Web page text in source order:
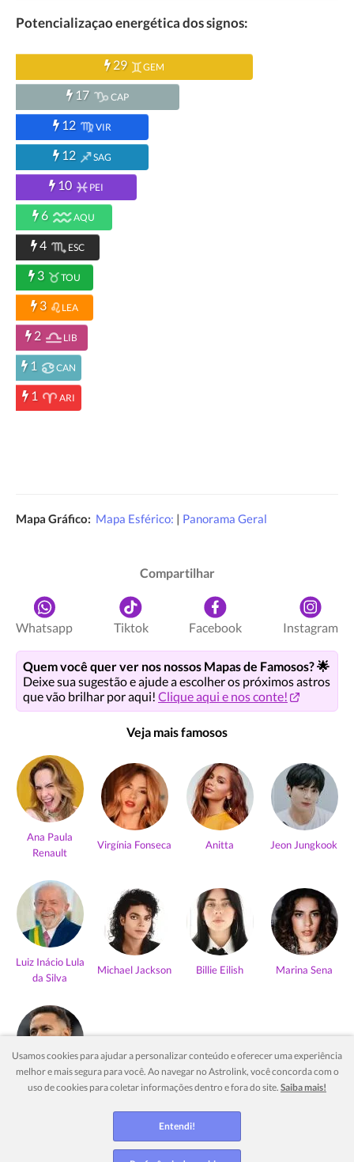
Potencializaçao energética dos signos:
29 GEM
17 CAP
12 VIR
12 SAG
10 PEI
6 AQU
4 ESC
3 TOU
3 LEA
2 LIB
1 CAN
1 ARI
Mapa Gráfico: Mapa Esférico: | Panorama Geral
Compartilhar
Whatsapp Tiktok Facebook Instagram
Quem você quer ver nos nossos Mapas de Famosos? 🌟
Deixe sua sugestão e ajude a escolher os próximos astros
que vão brilhar por aqui! Clique aqui e nos conte!
Veja mais famosos
Ana Paula
Renault
Virgínia Fonseca Anitta Jeon Jungkook
Luiz Inácio Lula
da Silva
Michael Jackson Billie Eilish Marina Sena
Neymar Jr
Ver mais
Usamos cookies para ajudar a personalizar conteúdo e oferecer uma experiência
melhor e mais segura para você. Ao navegar no Astrolink, você concorda com o
uso de cookies para coletar informações dentro e fora do site. Saiba mais!
Entendi!